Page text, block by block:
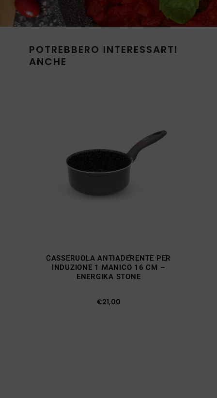
POTREBBERO INTERESSARTI
ANCHE
CASSERUOLA ANTIADERENTE PER
INDUZIONE 1 MANICO 16 CM –
ENERGIKA STONE
€21,00